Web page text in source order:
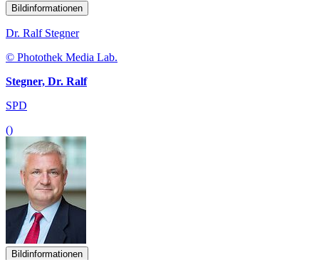
Bildinformationen
Dr. Ralf Stegner
© Photothek Media Lab.
Stegner, Dr. Ralf
SPD
()
Bildinformationen